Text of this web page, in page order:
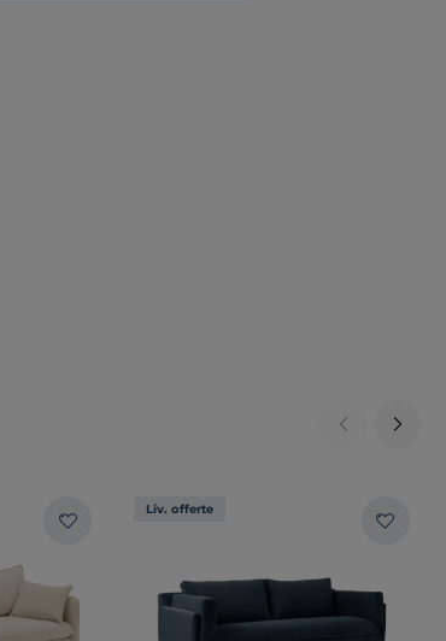
Liv. offerte